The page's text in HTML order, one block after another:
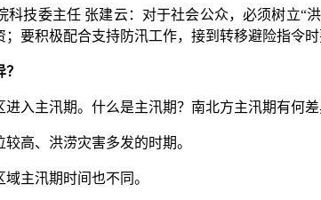
委主任 张建云：对于社会公众，必须树立“
要积极配合支持防汛工作，接到转移避险指令
主汛期。什么是主汛期？南北方主汛期有何差
高、洪涝灾害多发的时期。
主汛期时间也不同。